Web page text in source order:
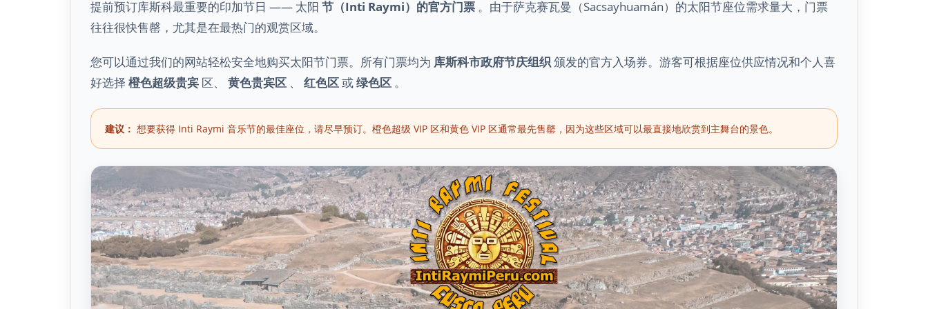
提前预订库斯科最重要的印加节日 —— 太阳 节（Inti Raymi）的官方门票 。由于萨克赛瓦曼（Sacsayhuamán）的太阳节座位需求量大，门票
往往很快售罄，尤其是在最热门的观赏区域。
您可以通过我们的网站轻松安全地购买太阳节门票。所有门票均为 库斯科市政府节庆组织颁发的官方入场券。游客可根据座位供应情况和个人喜
好选择 橙色超级贵宾 区、 黄色贵宾区 、 红色区或绿色区 。
建议： 想要获得 Inti Raymi 音乐节的最佳座位，请尽早预订。橙色超级 VIP 区和黄色 VIP 区通常最先售罄，因为这些区域可以最直接地欣赏到主舞台的景色。